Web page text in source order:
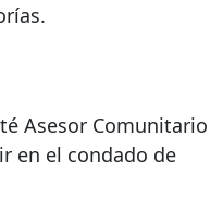
Asesor Comunitario
en el condado de